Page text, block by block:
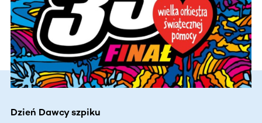
Dzień Dawcy szpiku